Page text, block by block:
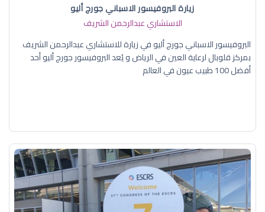
زيارة البروفيسور الاسباني جورج أليو
الاستشاري عبدالرحمن الشريف
البروفيسور الاسباني جورج أليو في زيارة للاستشاري عبدالرحمن الشريف
بمركز قلوبال لرعاية العين في الرياض و يُعد البروفيسور جورج أليو أحد
أفضل 100 طبيب عيون في العالم